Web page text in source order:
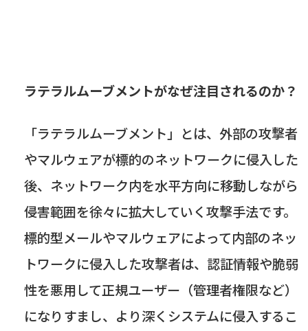
ラテラルムーブメントがなぜ注目されるのか？
「ラテラルムーブメント」とは、外部の攻撃者
やマルウェアが標的のネットワークに侵入した
後、ネットワーク内を水平方向に移動しながら
侵害範囲を徐々に拡大していく攻撃手法です。
標的型メールやマルウェアによって内部のネッ
トワークに侵入した攻撃者は、認証情報や脆弱
性を悪用して正規ユーザー（管理者権限など）
になりすまし、より深くシステムに侵入するこ